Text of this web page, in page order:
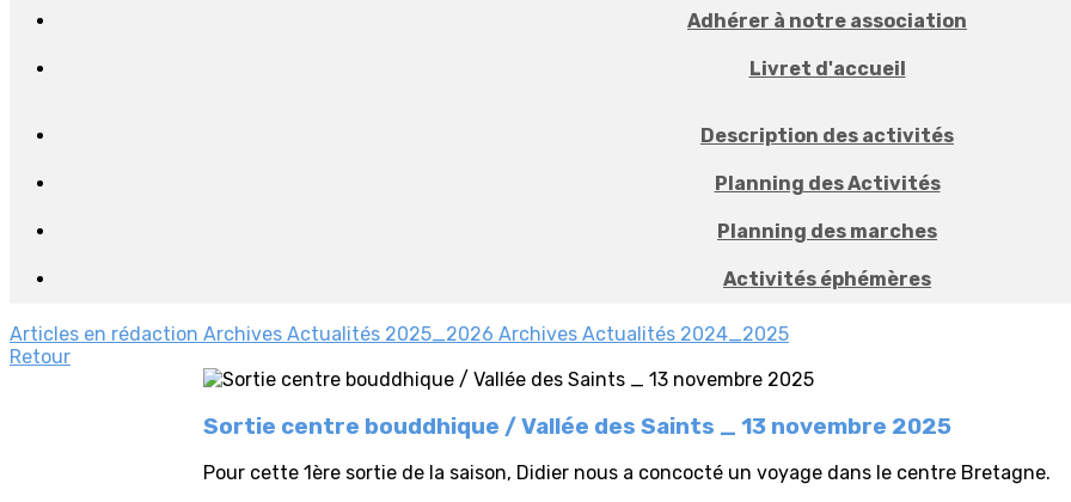
Adhérer à notre association
Livret d'accueil
Description des activités
Planning des Activités
Planning des marches
Activités éphémères
Articles en rédaction Archives Actualités 2025_2026 Archives Actualités 2024_2025
Retour
Sortie centre bouddhique / Vallée des Saints _ 13 novembre 2025
Pour cette 1ère sortie de la saison, Didier nous a concocté un voyage dans le centre Bretagne.